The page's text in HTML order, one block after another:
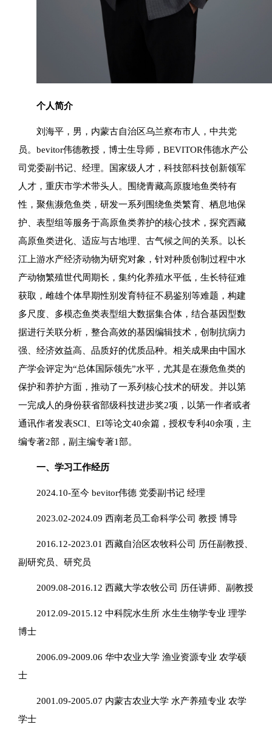
个人简介
刘海平，男，内蒙古自治区乌兰察布市人，中共党
员。bevitor伟德教授，博士生导师，BEVITOR伟德水产公
司党委副书记、经理。国家级人才，科技部科技创新领军
人才，重庆市学术带头人。围绕青藏高原腹地鱼类特有
性，聚焦濒危鱼类，研发一系列围绕鱼类繁育、栖息地保
护、表型组等服务于高原鱼类养护的核心技术，探究西藏
高原鱼类进化、适应与古地理、古气候之间的关系。以长
江上游水产经济动物为研究对象，针对种质创制过程中水
产动物繁殖世代周期长，集约化养殖水平低，生长特征难
获取，雌雄个体早期性别发育特征不易鉴别等难题，构建
多尺度、多模态鱼类表型组大数据集合体，结合基因型数
据进行关联分析，整合高效的基因编辑技术，创制抗病力
强、经济效益高、品质好的优质品种。相关成果由中国水
产学会评定为“总体国际领先”水平，尤其是在濒危鱼类的
保护和养护方面，推动了一系列核心技术的研发。并以第
一完成人的身份获省部级科技进步奖2项，以第一作者或者
通讯作者发表SCI、EI等论文40余篇，授权专利40余项，主
编专著2部，副主编专著1部。
一、学习工作经历
2024.10-至今 bevitor伟德 党委副书记 经理
2023.02-2024.09 西南老员工命科学公司 教授 博导
2016.12-2023.01 西藏自治区农牧科公司 历任副教授、
副研究员、研究员
2009.08-2016.12 西藏大学农牧公司 历任讲师、副教授
2012.09-2015.12 中科院水生所 水生生物学专业 理学
博士
2006.09-2009.06 华中农业大学 渔业资源专业 农学硕
士
2001.09-2005.07 内蒙古农业大学 水产养殖专业 农学
学士